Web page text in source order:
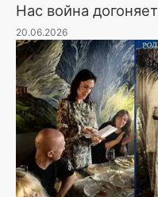
Нас война
20.06.2026